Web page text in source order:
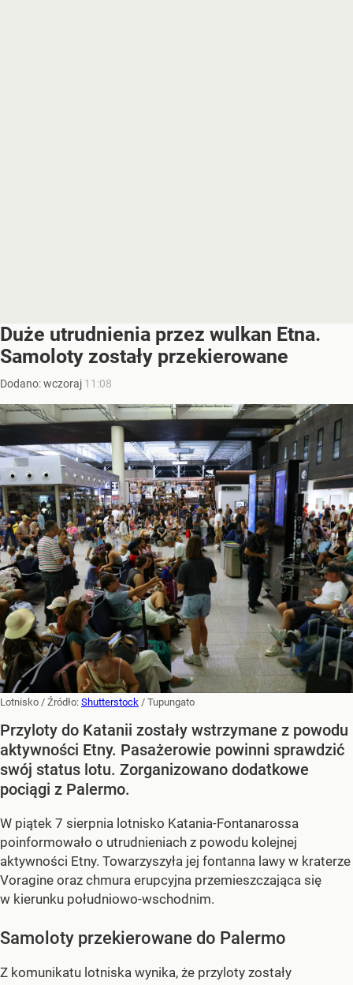
Duże utrudnienia przez wulkan Etna.
Samoloty zostały przekierowane
Dodano:wczoraj 11:08
Lotnisko / Źródło: Shutterstock / Tupungato
Przyloty do Katanii zostały wstrzymane z powodu
aktywności Etny. Pasażerowie powinni sprawdzić
swój status lotu. Zorganizowano dodatkowe
pociągi z Palermo.
W piątek 7 sierpnia lotnisko Katania-Fontanarossa
poinformowało o utrudnieniach z powodu kolejnej
aktywności Etny. Towarzyszyła jej fontanna lawy w kraterze
Voragine oraz chmura erupcyjna przemieszczająca się
w kierunku południowo-wschodnim.
Samoloty przekierowane do Palermo
Z komunikatu lotniska wynika, że przyloty zostały